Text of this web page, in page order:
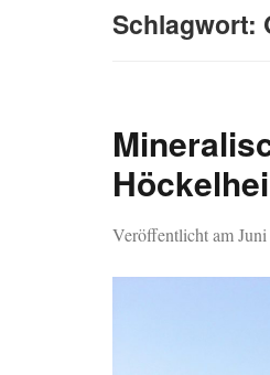
Schlagwort:
Veröffentlicht am